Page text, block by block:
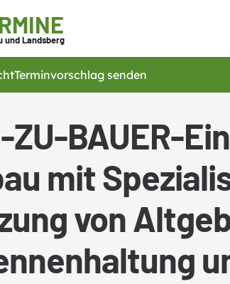
und Landsberg
Terminvorschlag senden
ZU-BAUER-
mit
von